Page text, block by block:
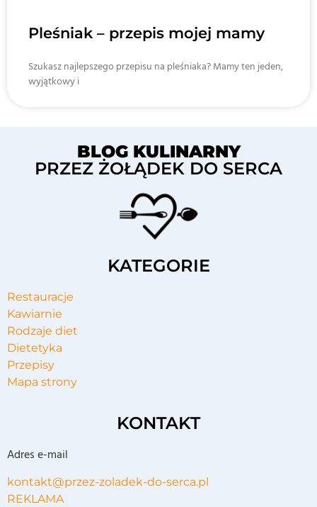
Pleśniak – przepis mojej mamy
Szukasz najlepszego przepisu na pleśniaka? Mamy ten jeden,
wyjątkowy i
BLOG KULINARNY
PRZEZ ŻOŁĄDEK DO SERCA
KATEGORIE
Restauracje
Kawiarnie
Rodzaje diet
Dietetyka
Przepisy
Mapa strony
KONTAKT
Adres e-mail
kontakt@przez-zoladek-do-serca.pl
REKLAMA